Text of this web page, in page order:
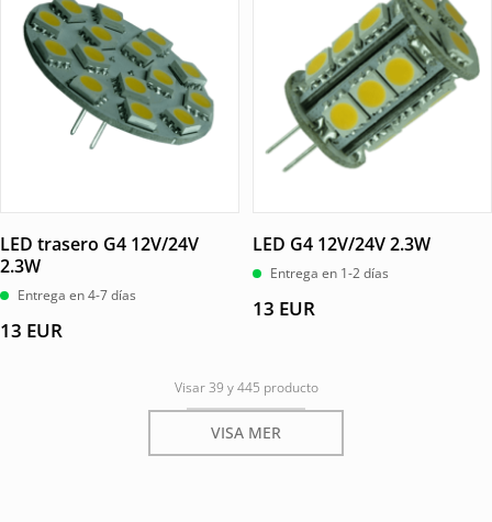
LED trasero G4 12V/24V
2.3W
Entrega en 4-7 días
13 EUR
LED G4 12V/24V 2.3W
Entrega en 1-2 días
13 EUR
Visar 39 y 445 producto
VISA MER